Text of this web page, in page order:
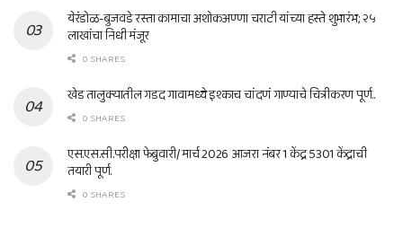
येरंडोळ-बुजवडे रस्ता कामाचा अशोकअण्णा चराटी यांच्या हस्ते शुभारंभ; २५
लाखांचा निधी मंजूर
0 SHARES
खेड तालुक्यातील गडद गावामध्ये इश्काच चांदणं गाण्याचे चित्रीकरण पूर्ण..
0 SHARES
एस.एस.सी.परीक्षा फेब्रुवारी/ मार्च 2026 आजरा नंबर 1 केंद्र 5301 केंद्राची
तयारी पूर्ण.
0 SHARES